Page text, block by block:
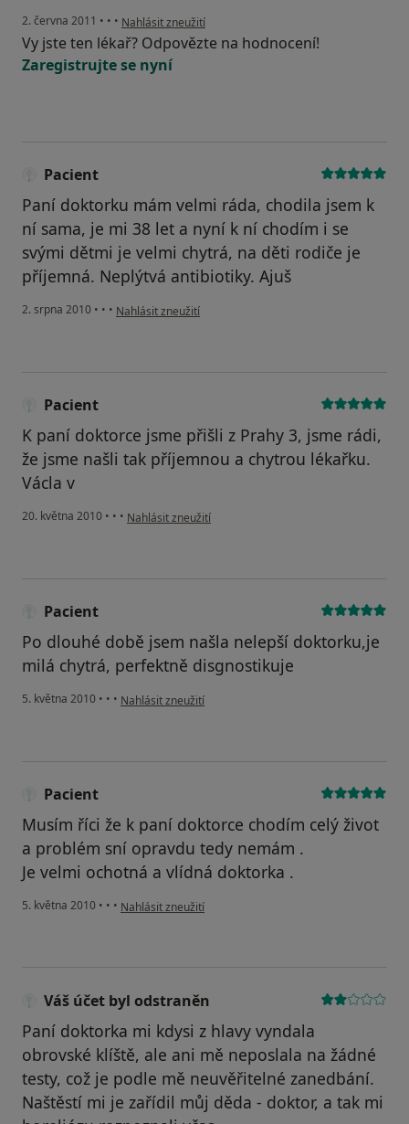
2. června 2011 • • • podle názoru uživatele Pacient
Nahlásit zneužití
Vy jste ten lékař? Odpovězte na hodnocení!
Zaregistrujte se nyní
Pacient
Paní doktorku mám velmi ráda, chodila jsem k
ní sama, je mi 38 let a nyní k ní chodím i se
svými dětmi je velmi chytrá, na děti rodiče je
příjemná. Neplýtvá antibiotiky. Ajuš
2. srpna 2010 • • • podle názoru uživatele Pacient
Nahlásit zneužití
Pacient
K paní doktorce jsme přišli z Prahy 3, jsme rádi,
že jsme našli tak příjemnou a chytrou lékařku.
Václa v
20. května 2010 • • • podle názoru uživatele Pacient
Nahlásit zneužití
Pacient
Po dlouhé době jsem našla nelepší doktorku,je
milá chytrá, perfektně disgnostikuje
5. května 2010 • • • podle názoru uživatele Pacient
Nahlásit zneužití
Pacient
Musím říci že k paní doktorce chodím celý život
a problém sní opravdu tedy nemám .
Je velmi ochotná a vlídná doktorka .
5. května 2010 • • • podle názoru uživatele Pacient
Nahlásit zneužití
Váš účet byl odstraněn
Paní doktorka mi kdysi z hlavy vyndala
obrovské klíště, ale ani mě neposlala na žádné
testy, což je podle mě neuvěřitelné zanedbání.
Naštěstí mi je zařídil můj děda - doktor, a tak mi